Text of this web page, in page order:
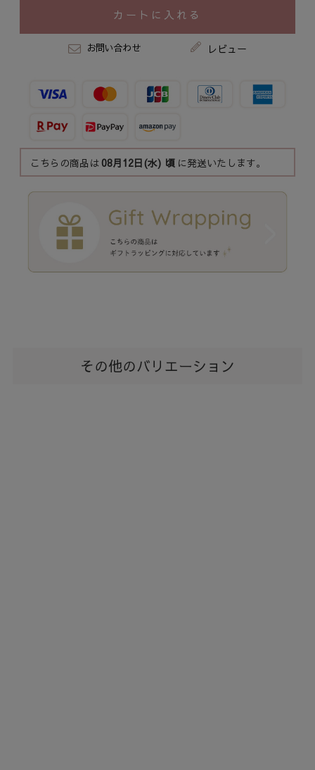
カートに入れる
お問い合わせ レビュー
こちらの商品は08月12日(水) 頃 に発送いたします。
その他のバリエーション